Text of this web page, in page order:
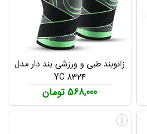
زانوبند طبی و ورزشی بند دار مدل
YC 8324
568,000 تومان
i